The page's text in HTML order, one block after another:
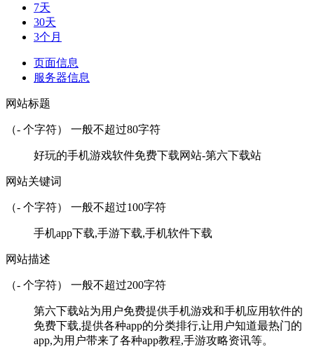
7天
30天
3个月
页面信息
服务器信息
网站标题
（- 个字符） 一般不超过80字符
好玩的手机游戏软件免费下载网站-第六下载站
网站关键词
（- 个字符） 一般不超过100字符
手机app下载,手游下载,手机软件下载
网站描述
（- 个字符） 一般不超过200字符
第六下载站为用户免费提供手机游戏和手机应用软件的
免费下载,提供各种app的分类排行,让用户知道最热门的
app,为用户带来了各种app教程,手游攻略资讯等。